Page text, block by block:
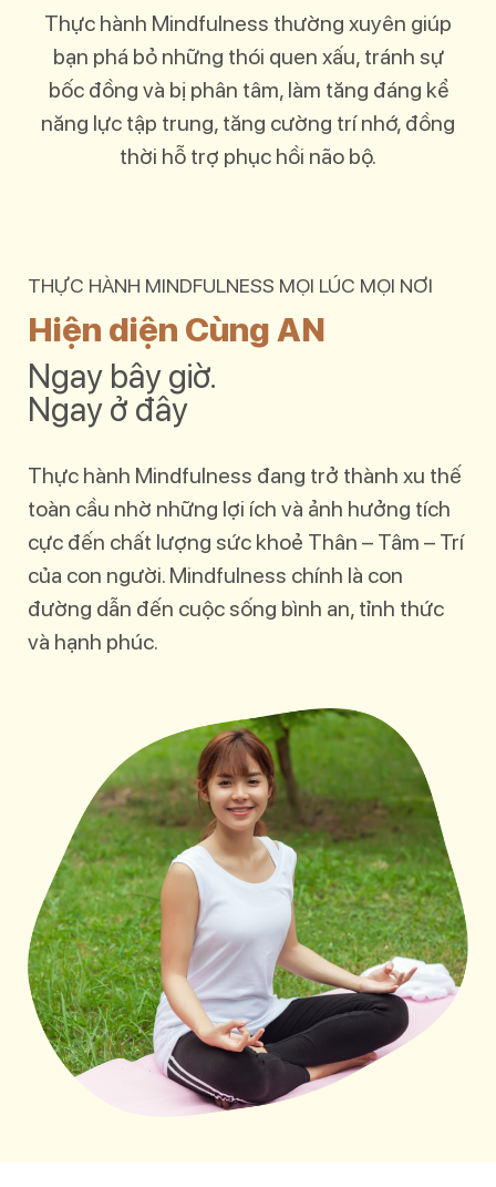
Thực hành Mindfulness thường xuyên giúp
bạn phá bỏ những thói quen xấu, tránh sự
bốc đồng và bị phân tâm, làm tăng đáng kể
năng lực tập trung, tăng cường trí nhớ, đồng
thời hỗ trợ phục hồi não bộ.
THỰC HÀNH MINDFULNESS MỌI LÚC MỌI NƠI
Hiện diện Cùng AN
Ngay bây giờ.
Ngay ở đây
Thực hành Mindfulness đang trở thành xu thế
toàn cầu nhờ những lợi ích và ảnh hưởng tích
cực đến chất lượng sức khoẻ Thân – Tâm – Trí
của con người. Mindfulness chính là con
đường dẫn đến cuộc sống bình an, tỉnh thức
và hạnh phúc.